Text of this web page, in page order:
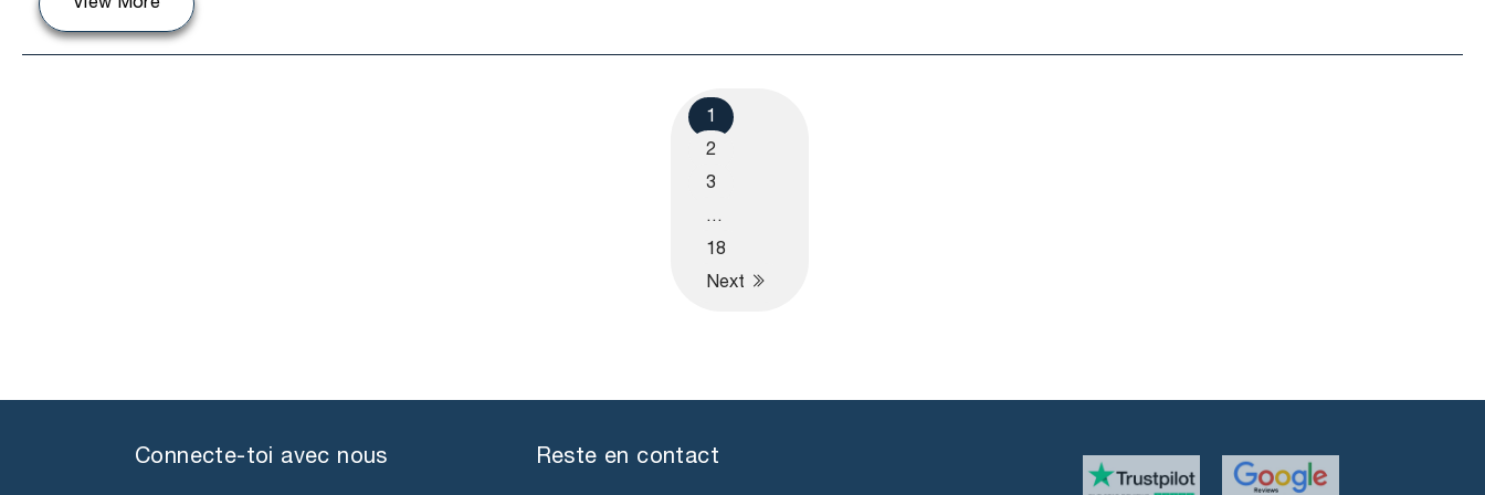
View More
1
2
3
…
18
Next
Connecte-toi avec nous Reste en contact